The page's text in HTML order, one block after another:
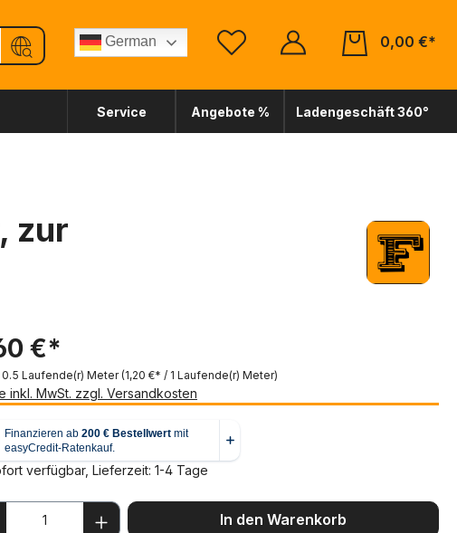
German
0,00 €*
Service Angebote % Ladengeschäft 360°
zur
€*
0.5 Laufende(r) Meter(1,20 €* / 1 Laufende(r) Meter)
inkl. MwSt. zzgl. Versandkosten
verfügbar, Lieferzeit: 1-4 Tage
Anzahl: Gib den gewünschten Wert
In den Warenkorb